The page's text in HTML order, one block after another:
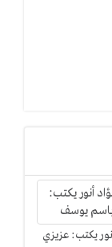
يكتب: عزيزي